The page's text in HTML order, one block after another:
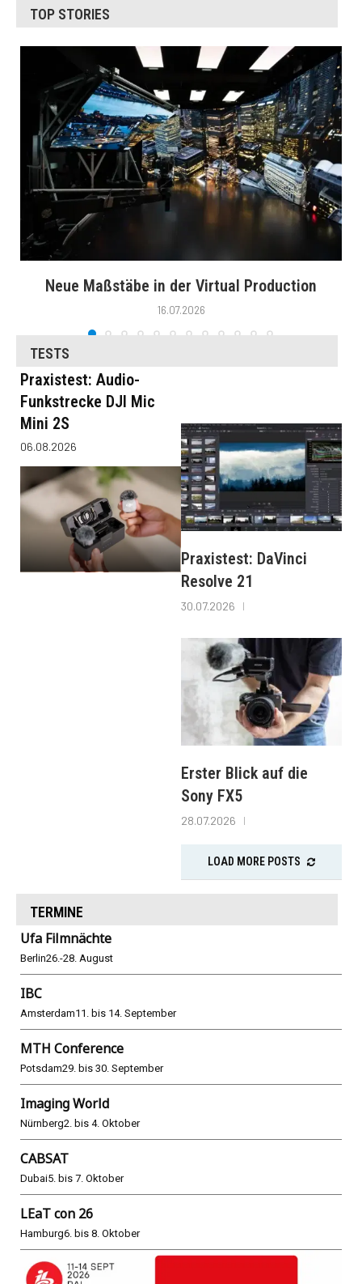
TOP STORIES
Neue Maßstäbe in der Virtual Production
16.07.2026
TESTS
Praxistest: Audio-
Funkstrecke DJI Mic
Mini 2S
06.08.2026
Praxistest: DaVinci
Resolve 21
30.07.2026
Erster Blick auf die
Sony FX5
28.07.2026
LOAD MORE POSTS
TERMINE
Ufa Filmnächte
Berlin26.-28. August
IBC
Amsterdam11. bis 14. September
MTH Conference
Potsdam29. bis 30. September
Imaging World
Nürnberg2. bis 4. Oktober
CABSAT
Dubai5. bis 7. Oktober
LEaT con 26
Hamburg6. bis 8. Oktober